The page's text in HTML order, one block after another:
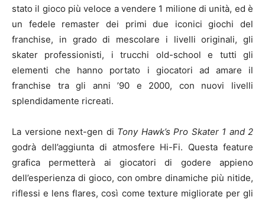
stato il gioco più veloce a vendere 1 milione di unità, ed è
un fedele remaster dei primi due iconici giochi del
franchise, in grado di mescolare i livelli originali, gli
skater professionisti, i trucchi old-school e tutti gli
elementi che hanno portato i giocatori ad amare il
franchise tra gli anni ’90 e 2000, con nuovi livelli
splendidamente ricreati.
La versione next-gen di Tony Hawk’s Pro Skater 1 and 2
godrà dell’aggiunta di atmosfere Hi-Fi. Questa feature
grafica permetterà ai giocatori di godere appieno
dell’esperienza di gioco, con ombre dinamiche più nitide,
riflessi e lens flares, così come texture migliorate per gli